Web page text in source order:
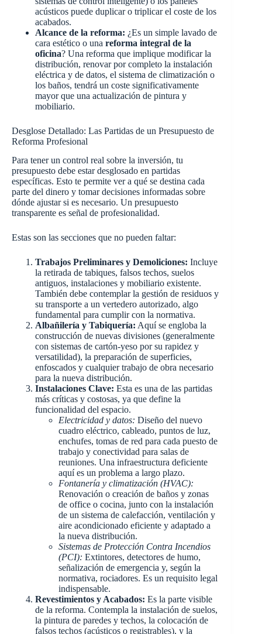
acústicos puede duplicar o triplicar el coste de los
acabados.
Alcance de la reforma: ¿Es un simple lavado de
cara estético o una reforma integral de la
oficina? Una reforma que implique modificar la
distribución, renovar por completo la instalación
eléctrica y de datos, el sistema de climatización o
los baños, tendrá un coste significativamente
mayor que una actualización de pintura y
mobiliario.
Desglose Detallado: Las Partidas de un Presupuesto de
Reforma Profesional
Para tener un control real sobre la inversión, tu
presupuesto debe estar desglosado en partidas
específicas. Esto te permite ver a qué se destina cada
parte del dinero y tomar decisiones informadas sobre
dónde ajustar si es necesario. Un presupuesto
transparente es señal de profesionalidad.
Estas son las secciones que no pueden faltar:
Trabajos Preliminares y Demoliciones: Incluye
la retirada de tabiques, falsos techos, suelos
antiguos, instalaciones y mobiliario existente.
También debe contemplar la gestión de residuos y
su transporte a un vertedero autorizado, algo
fundamental para cumplir con la normativa.
Albañilería y Tabiquería: Aquí se engloba la
construcción de nuevas divisiones (generalmente
con sistemas de cartón-yeso por su rapidez y
versatilidad), la preparación de superficies,
enfoscados y cualquier trabajo de obra necesario
para la nueva distribución.
Instalaciones Clave: Esta es una de las partidas
más críticas y costosas, ya que define la
funcionalidad del espacio.
Electricidad y datos: Diseño del nuevo
cuadro eléctrico, cableado, puntos de luz,
enchufes, tomas de red para cada puesto de
trabajo y conectividad para salas de
reuniones. Una infraestructura deficiente
aquí es un problema a largo plazo.
Fontanería y climatización (HVAC):
Renovación o creación de baños y zonas
de office o cocina, junto con la instalación
de un sistema de calefacción, ventilación y
aire acondicionado eficiente y adaptado a
la nueva distribución.
Sistemas de Protección Contra Incendios
(PCI): Extintores, detectores de humo,
señalización de emergencia y, según la
normativa, rociadores. Es un requisito legal
indispensable.
Revestimientos y Acabados: Es la parte visible
de la reforma. Contempla la instalación de suelos,
la pintura de paredes y techos, la colocación de
falsos techos (acústicos o registrables), y la